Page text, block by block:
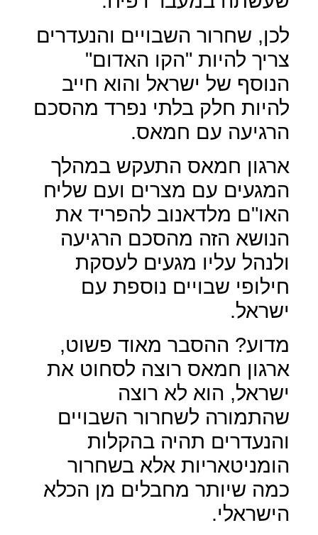
לכן, שחרור השבויים והנעדרים
צריך להיות "הקו האדום"
הנוסף של ישראל והוא חייב
להיות חלק בלתי נפרד מהסכם
הרגיעה עם חמאס.
ארגון חמאס התעקש במהלך
המגעים עם מצרים ועם שליח
האו"ם מלדאנוב להפריד את
הנושא הזה מהסכם הרגיעה
ולנהל עליו מגעים לעסקת
חילופי שבויים נוספת עם
ישראל.
מדוע? ההסבר מאוד פשוט,
ארגון חמאס רוצה לסחוט את
ישראל, הוא לא רוצה
שהתמורה לשחרור השבויים
והנעדרים תהיה בהקלות
הומניטאריות אלא בשחרור
כמה שיותר מחבלים מן הכלא
הישראלי.